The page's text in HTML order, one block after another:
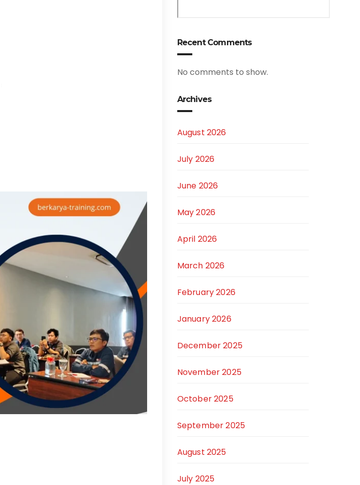
Recent Comments
No comments to show.
Archives
August 2026
July 2026
June 2026
May 2026
April 2026
March 2026
February 2026
January 2026
December 2025
November 2025
October 2025
September 2025
August 2025
July 2025